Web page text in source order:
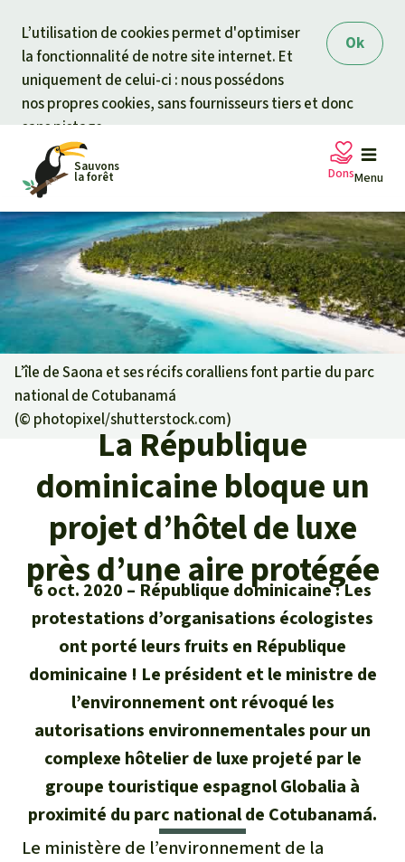
Ok
L’utilisation de cookies permet d'optimiser
la fonctionnalité de notre site internet. Et
uniquement de celui-ci : nous possédons
nos propres cookies, sans fournisseurs tiers et donc
sans pistage.
Sauvons
la forêt Menu
Pétitions
Projets
Informations
Pour approfondir
Actualités
Succès
Lettre d'information
Thématiques
Climat et forêt tropicale
La biodiversité
L'huile de palme
Les aires protégées
Le bois tropical
Les biocarburants
L’aluminium
Association
Sauvons la forêt
Qui sommes-nous ?
Nous contacter
Transparence
Questions fréquentes
Rapports annuels
Mentions légales
Médias
Recherche
Deutsch
English
Español
Italiano
Português
Indonesia
Dons
Votre soutien est capital
Don général
Fonds d'urgence
Certificats de don
Questions & réponses
Don pour un thème
Protection des animaux
Protection des forêts tropicales
Soutien aux activistes
Don pour une région
Asie du Sud-Est
Afrique
Amérique latine
L’île de Saona et ses récifs coralliens font partie du parc
national de Cotubanamá
(© photopixel/shutterstock.com)
La République
dominicaine bloque un
projet d’hôtel de luxe
près d’une aire protégée
6 oct. 2020
République dominicaine : Les
protestations d’organisations écologistes
ont porté leurs fruits en République
dominicaine ! Le président et le ministre de
l’environnement ont révoqué les
autorisations environnementales pour un
complexe hôtelier de luxe projeté par le
groupe touristique espagnol Globalia à
proximité du parc national de Cotubanamá.
Le ministère de l’environnement de la